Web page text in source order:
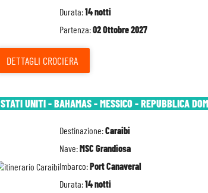
Durata:14 notti
Partenza:02 Ottobre 2027
DETTAGLI CROCIERA
STATI UNITI - BAHAMAS - MESSICO - REPUBBLICA
Destinazione:Caraibi
Nave:MSC Grandiosa
Imbarco:Port Canaveral
Durata:14 notti